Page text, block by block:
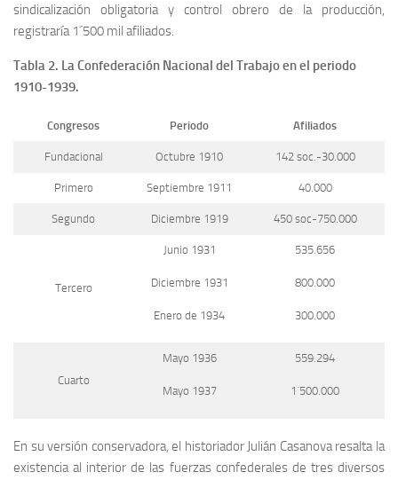
sindicalización obligatoria y control obrero de la producción,
registraría 1´500 mil afiliados.
Tabla 2. La Confederación Nacional del Trabajo en el periodo
1910-1939.
Congresos Periodo Afiliados
Fundacional Octubre 1910 142 soc.-30.000
Primero Septiembre 1911 40.000
Segundo Diciembre 1919 450 soc-750.000
Tercero
Junio 1931
Diciembre 1931
Enero de 1934
535.656
800.000
300.000
Cuarto
Mayo 1936
Mayo 1937
559.294
1´500.000
En su versión conservadora, el historiador Julián Casanova resalta la
existencia al interior de las fuerzas confederales de tres diversos